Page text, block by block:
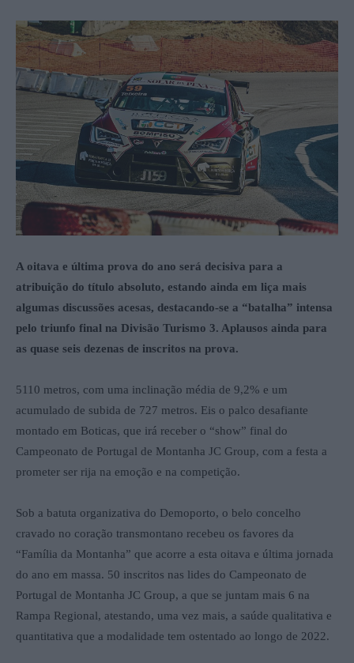
A oitava e última prova do ano será decisiva para a
atribuição do título absoluto, estando ainda em liça mais
algumas discussões acesas, destacando-se a “batalha” intensa
pelo triunfo final na Divisão Turismo 3. Aplausos ainda para
as quase seis dezenas de inscritos na prova.
5110 metros, com uma inclinação média de 9,2% e um
acumulado de subida de 727 metros. Eis o palco desafiante
montado em Boticas, que irá receber o “show” final do
Campeonato de Portugal de Montanha JC Group, com a festa a
prometer ser rija na emoção e na competição.
Sob a batuta organizativa do Demoporto, o belo concelho
cravado no coração transmontano recebeu os favores da
“Família da Montanha” que acorre a esta oitava e última jornada
do ano em massa. 50 inscritos nas lides do Campeonato de
Portugal de Montanha JC Group, a que se juntam mais 6 na
Rampa Regional, atestando, uma vez mais, a saúde qualitativa e
quantitativa que a modalidade tem ostentado ao longo de 2022.